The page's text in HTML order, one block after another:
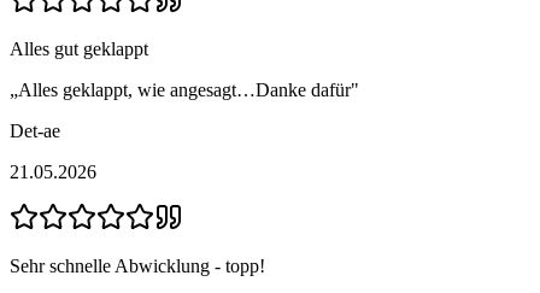
Alles gut geklappt
„Alles geklappt, wie angesagt…Danke dafür"
Det-ae
21.05.2026
Sehr schnelle Abwicklung - topp!